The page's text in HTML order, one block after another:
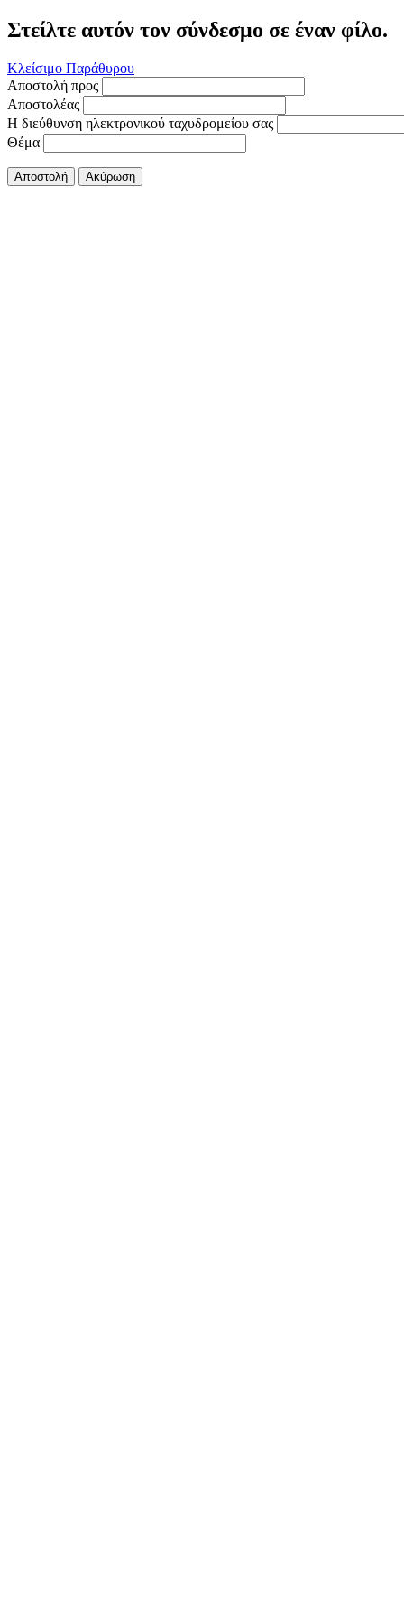
Στείλτε αυτόν τον σύνδεσμο σε έναν φίλο.
Κλείσιμο Παράθυρου
Αποστολή προς
Αποστολέας
Η διεύθυνση ηλεκτρονικού ταχυδρομείου σας
Θέμα
Αποστολή Ακύρωση